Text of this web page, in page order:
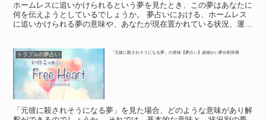
ホームレスに追いかけられるという夢を見たとき、この夢はあなたに
何を伝えようとしているでしょうか。 夢占いにおける、ホームレス
に追いかけられる夢の意味や、あなたが現在置かれている状況、運勢
トラブルの夢占い 「元彼に殺されそうになる夢」の意味【夢占い】超細かい夢分析辞典
「元彼に殺されそうになる夢」を見た場合、どのような意味があり解